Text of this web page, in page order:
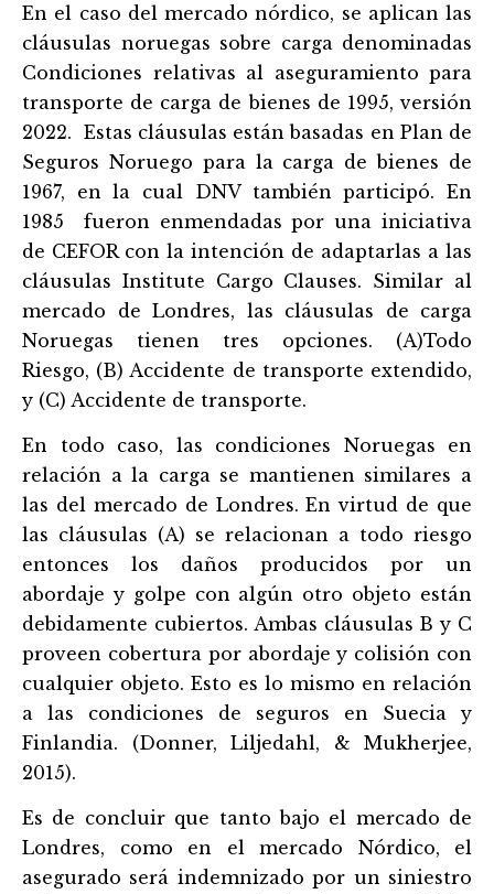
En el caso del mercado nórdico, se aplican las
cláusulas noruegas sobre carga denominadas
Condiciones relativas al aseguramiento para
transporte de carga de bienes de 1995, versión
2022. Estas cláusulas están basadas en Plan de
Seguros Noruego para la carga de bienes de
1967, en la cual DNV también participó. En
1985 fueron enmendadas por una iniciativa
de CEFOR con la intención de adaptarlas a las
cláusulas Institute Cargo Clauses. Similar al
mercado de Londres, las cláusulas de carga
Noruegas tienen tres opciones. (A)Todo
Riesgo, (B) Accidente de transporte extendido,
y (C) Accidente de transporte.
En todo caso, las condiciones Noruegas en
relación a la carga se mantienen similares a
las del mercado de Londres. En virtud de que
las cláusulas (A) se relacionan a todo riesgo
entonces los daños producidos por un
abordaje y golpe con algún otro objeto están
debidamente cubiertos. Ambas cláusulas B y C
proveen cobertura por abordaje y colisión con
cualquier objeto. Esto es lo mismo en relación
a las condiciones de seguros en Suecia y
Finlandia. (Donner, Liljedahl, & Mukherjee,
2015).
Es de concluir que tanto bajo el mercado de
Londres, como en el mercado Nórdico, el
asegurado será indemnizado por un siniestro